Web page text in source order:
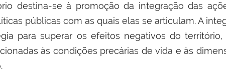
destina-se à promoção da integração das
públicas com as quais elas se articulam. A
para superar os efeitos negativos do
às condições precárias de vida e às